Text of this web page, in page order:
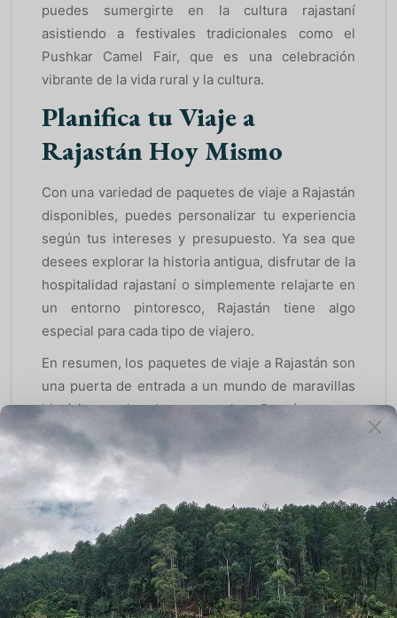
puedes sumergirte en la cultura rajastaní
asistiendo a festivales tradicionales como el
Pushkar Camel Fair, que es una celebración
vibrante de la vida rural y la cultura.
Planifica tu Viaje a
Rajastán Hoy Mismo
Con una variedad de paquetes de viaje a Rajastán
disponibles, puedes personalizar tu experiencia
según tus intereses y presupuesto. Ya sea que
desees explorar la historia antigua, disfrutar de la
hospitalidad rajastaní o simplemente relajarte en
un entorno pintoresco, Rajastán tiene algo
especial para cada tipo de viajero.
En resumen, los paquetes de viaje a Rajastán son
una puerta de entrada a un mundo de maravillas
históricas, culturales y naturales. ¡Prepárate para
una aventura inolvidable en el corazón de la India!
¡Emprende tu Viaje a
Rajastán Ahora!
En conclusión, los paquetes de viaje a Rajastán
son una forma perfecta de sumergirse en la rica
historia, la cultura vibrante y la belleza natural de
esta región fascinante. Desde los palacios